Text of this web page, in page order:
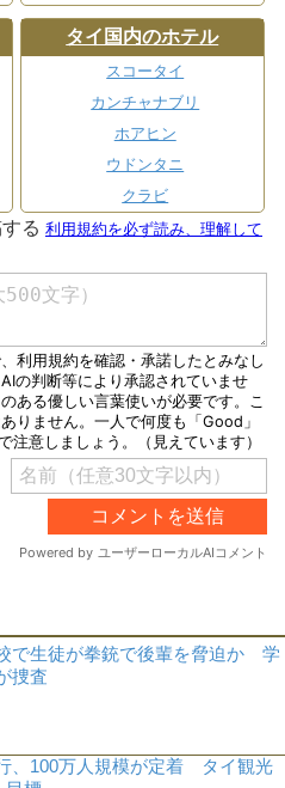
タイ国内のホテル
スコータイ
カンチャナブリ
ホアヒン
ウドンタニ
クラビ
で生徒が拳銃で後輩を脅迫か 学
捜査
、100万人規模が定着 タイ観光